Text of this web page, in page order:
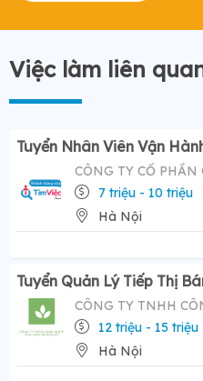
Việc làm liên
Tuyển Nhân Viên Vận
CÔNG TY CỔ PHẦN
7 triệu - 10 triệu
Hà Nội
12 triệu - 15 triệu
Hà Nội